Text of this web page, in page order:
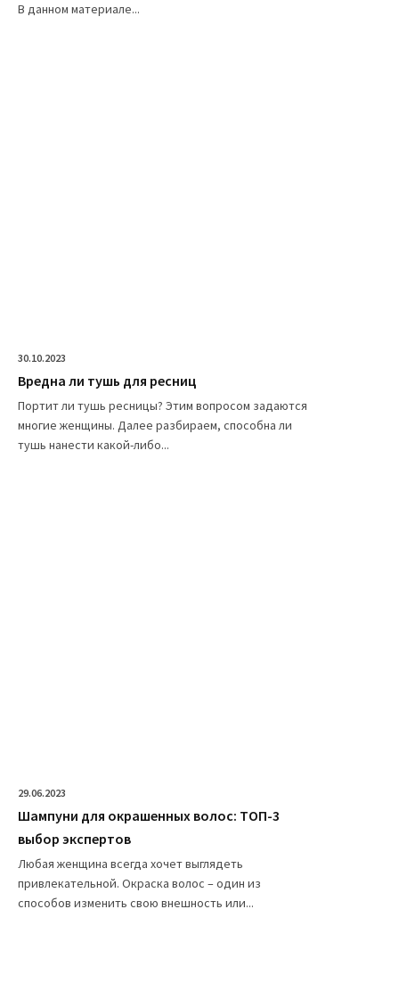
В данном материале...
30.10.2023
Вредна ли тушь для ресниц
Портит ли тушь ресницы? Этим вопросом задаются
многие женщины. Далее разбираем, способна ли
тушь нанести какой-либо...
29.06.2023
Шампуни для окрашенных волос: ТОП-3
выбор экспертов
Любая женщина всегда хочет выглядеть
привлекательной. Окраска волос – один из
способов изменить свою внешность или...